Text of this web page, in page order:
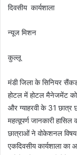
दिवसीय कार्यशाला
न्यूज मिशन
कुल्लू
मंडी जिला के सिनियर
होटल में होटल मैनेजमेंट को
और ग्याहरवी के 31
महत्वूपर्ण जानकारी
छात्राओं ने वोकेशनल
एकदिवसीय कार्यशाला